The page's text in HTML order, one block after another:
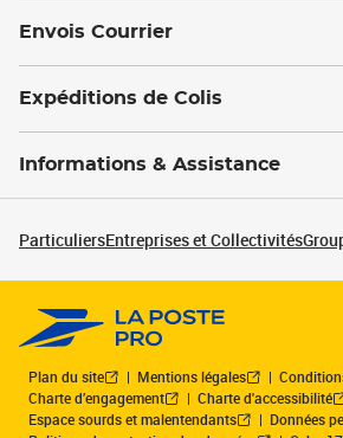
Envois Courrier
Expéditions de Colis
Informations & Assistance
ParticuliersEntreprises et Collectivités
Plan du site Mentions légales
Charte d’engagement
Charte d'accessibilité
Espace sourds et malentendants
Données